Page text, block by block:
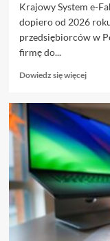
Krajowy System e-
dopiero od 2026
przedsiębiorców w
firmę do...
Dowiedz się więcej
Jak
zacząć
z
KSeF:
Krok
po